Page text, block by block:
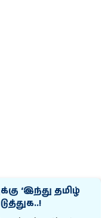
‘இந்து தமிழ்